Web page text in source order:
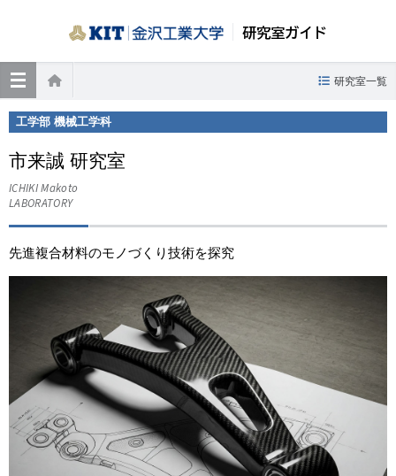
研究室ガイド
ホーム
研究室一覧
工学部 機械工学科
市来誠 研究室
ICHIKI Makoto
LABORATORY
先進複合材料のモノづくり技術を探究